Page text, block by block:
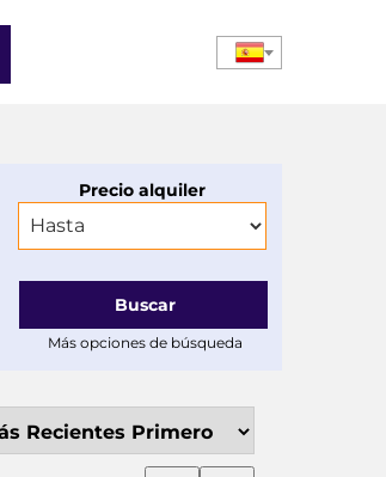
Precio alquiler
Buscar
Más opciones de búsqueda